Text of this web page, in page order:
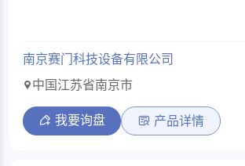
南京赛门科技设备有限公司
中国江苏省南京市
我要询盘 产品详情